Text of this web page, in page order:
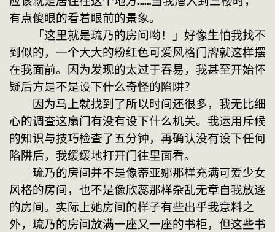
有点傻眼的看着眼前的景象。
「这里就是琉乃的房间哟！」好像生怕我找不
到似的，一个大大的粉红色可爱风格门牌就这样摆
在我面前。因为发现的太过于吞易，我甚至开始怀
疑后方是不是设下什么奇怪的陷阱？
因为马上就找到了所以时间还很多，我无比细
心的调查这扇门有没有设下什么机关。我运用斥候
的知识与技巧检查了五分钟，再确认没有设下任何
陷阱后，我缓缓地打开门往里面看。
琉乃的房间并不是像蒂亚娜那样充满可爱少女
风格的房间，也不是像欣蕊那样杂乱无章自我放逐
的房间。实际上她房间的样子有些出乎我意料之
外，琉乃的房间放满一座又一座的书柜，但这些书